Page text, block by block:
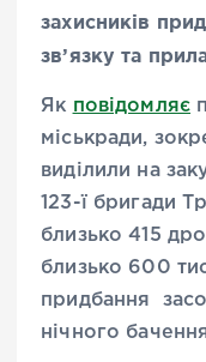
захисників
зв’язку та
Як повідомляє
міськради,
виділили на
123-ї бригади
близько 415
близько 600
придбання
нічного